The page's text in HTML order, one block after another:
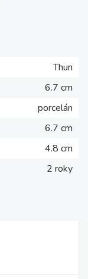
Thun
6.7 cm
porcelán
6.7 cm
4.8 cm
2 roky